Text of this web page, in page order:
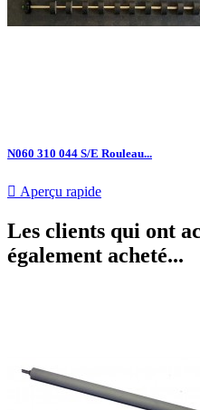
N060 310 044 S/E Rouleau...
 Aperçu rapide
Les clients qui ont
également acheté...